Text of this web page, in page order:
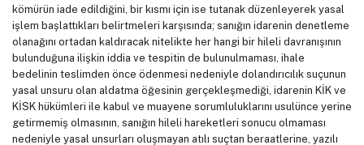
kömürün iade edildiğini, bir kısmı için ise tutanak düzenleyerek yasal
işlem başlattıkları belirtmeleri karşısında; sanığın idarenin denetleme
olanağını ortadan kaldıracak nitelikte her hangi bir hileli davranışının
bulunduğuna ilişkin iddia ve tespitin de bulunulmaması, ihale
bedelinin teslimden önce ödenmesi nedeniyle dolandırıcılık suçunun
yasal unsuru olan aldatma öğesinin gerçekleşmediği, idarenin KİK ve
KİSK hükümleri ile kabul ve muayene sorumluluklarını usulünce yerine
getirmemiş olmasının, sanığın hileli hareketleri sonucu olmaması
nedeniyle yasal unsurları oluşmayan atılı suçtan beraatlerine, yazılı